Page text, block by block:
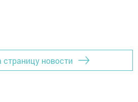
страницу новости